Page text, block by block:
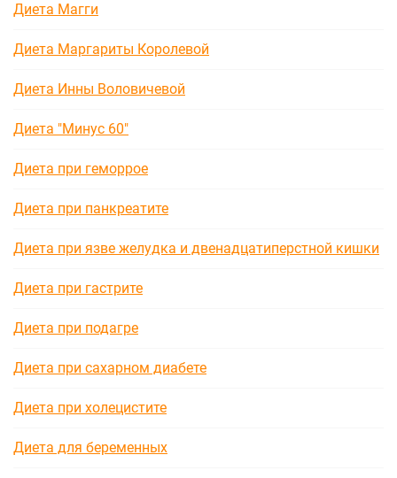
Диета Магги
Диета Маргариты Королевой
Диета Инны Воловичевой
Диета "Минус 60"
Диета при геморрое
Диета при панкреатите
Диета при язве желудка и двенадцатиперстной кишки
Диета при гастрите
Диета при подагре
Диета при сахарном диабете
Диета при холецистите
Диета для беременных